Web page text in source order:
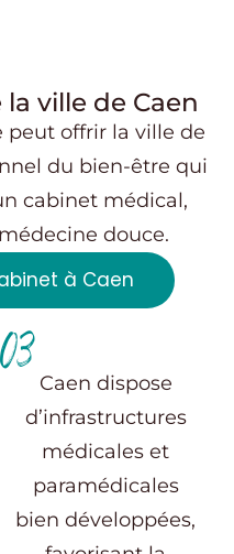
ville de Caen
peut offrir la ville de
du bien-être qui
cabinet médical,
douce.
à Caen
03 Caen dispose
d’infrastructures
médicales et
paramédicales
bien développées,